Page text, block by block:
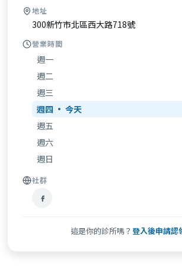
地址
300新竹市北區西大路718號
營業時間
週一
週二
週三
週四
週五
週六
週日
社群
這是你的診所嗎？ 登入後申請